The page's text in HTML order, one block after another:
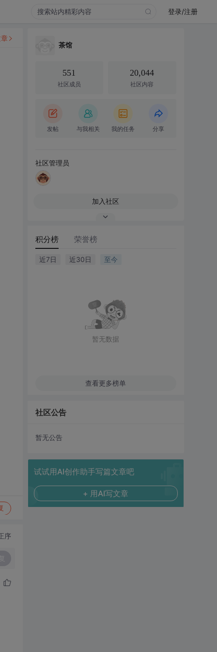
登录/注册
序
茶馆
551
社区成员
20,044
社区内容
发帖 与我相关 我的任务 分享
社区管理员
加入社区
积分榜 荣誉榜
近7日 近30日 至今
暂无数据
查看更多榜单
社区公告
暂无公告
试试用AI创作助手写篇文章吧
+ 用AI写文章